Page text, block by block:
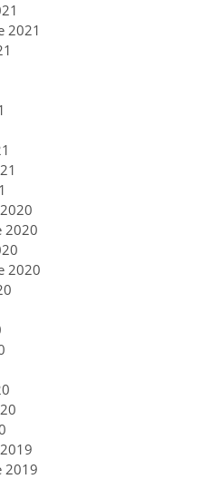
2021
2020
2020
2019